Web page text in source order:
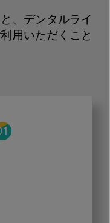
、デンタルライ
用いただくこと